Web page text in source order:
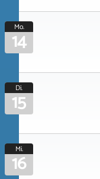
Mo.
14
Di.
15
Mi.
16